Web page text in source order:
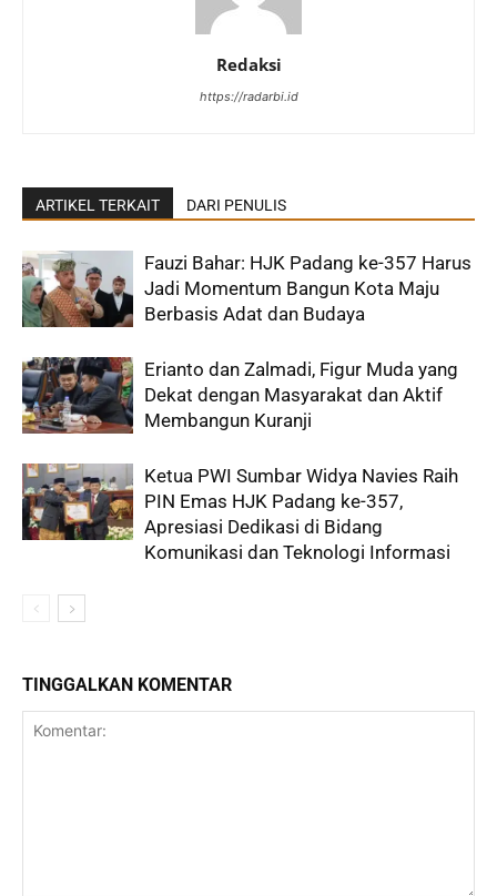
Redaksi
https://radarbi.id
ARTIKEL TERKAIT DARI PENULIS
Fauzi Bahar: HJK Padang ke-357 Harus
Jadi Momentum Bangun Kota Maju
Berbasis Adat dan Budaya
Erianto dan Zalmadi, Figur Muda yang
Dekat dengan Masyarakat dan Aktif
Membangun Kuranji
Ketua PWI Sumbar Widya Navies Raih
PIN Emas HJK Padang ke-357,
Apresiasi Dedikasi di Bidang
Komunikasi dan Teknologi Informasi
TINGGALKAN KOMENTAR